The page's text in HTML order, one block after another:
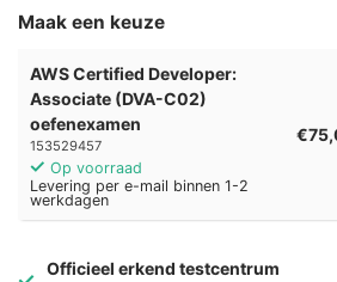
Maak een keuze
AWS Certified Developer:
Associate (DVA-C02)
oefenexamen
153529457
Op voorraad
Levering per e-mail binnen 1-2
werkdagen
Officieel erkend testcentrum